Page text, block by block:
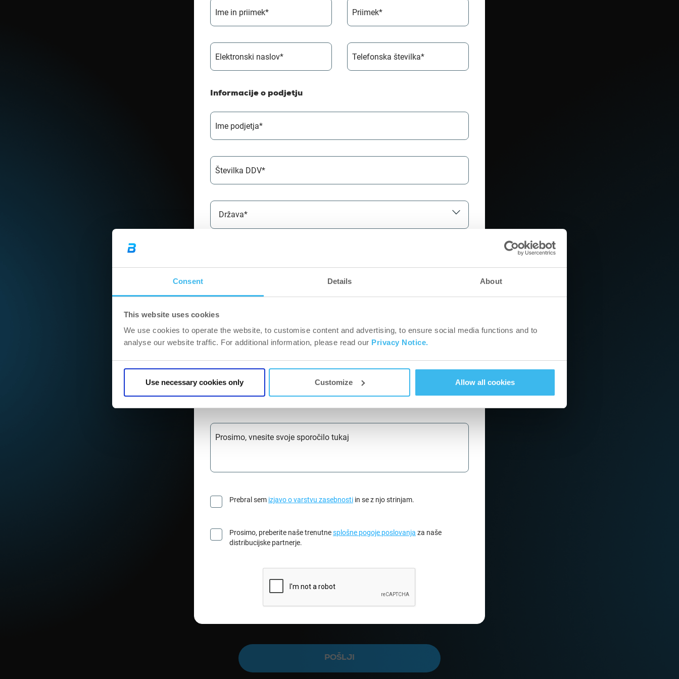
Consent Details About
This website uses cookies
We use cookies to operate the website, to customise content and advertising, to ensure social media functions and to
analyse our website traffic. For additional information, please read our Privacy Notice.
Use necessary cookies only Customize Allow all cookies
Ime in priimek* Priimek*
Elektronski naslov* Telefonska številka*
Informacije o podjetju
Ime podjetja*
Številka DDV*
Address*
Spletna stran*
Prosimo, vnesite svoje sporočilo tukaj
Prebral sem izjavo o varstvu zasebnosti in se z njo strinjam.
Prosimo, preberite naše trenutnesplošne pogoje poslovanja za naše
distribucijske partnerje.
POŠLJI